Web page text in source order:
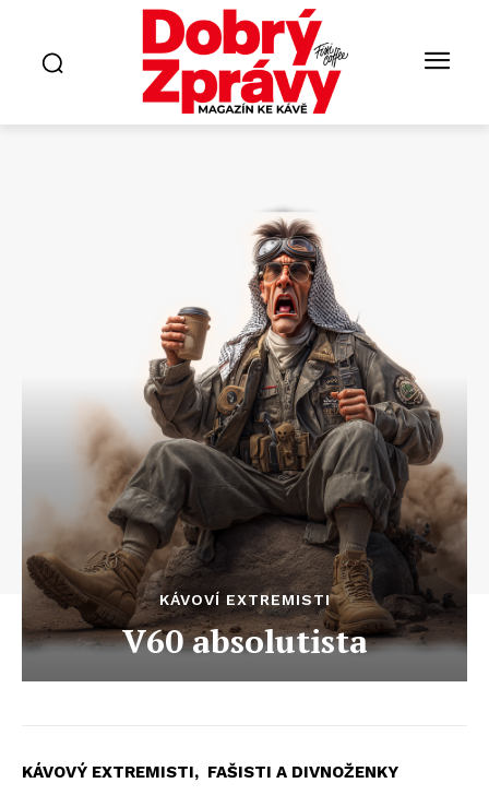
KÁVOVÍ EXTREMISTI
V60 absolutista
KÁVOVÝ EXTREMISTI, FAŠISTI A DIVNOŽENKY